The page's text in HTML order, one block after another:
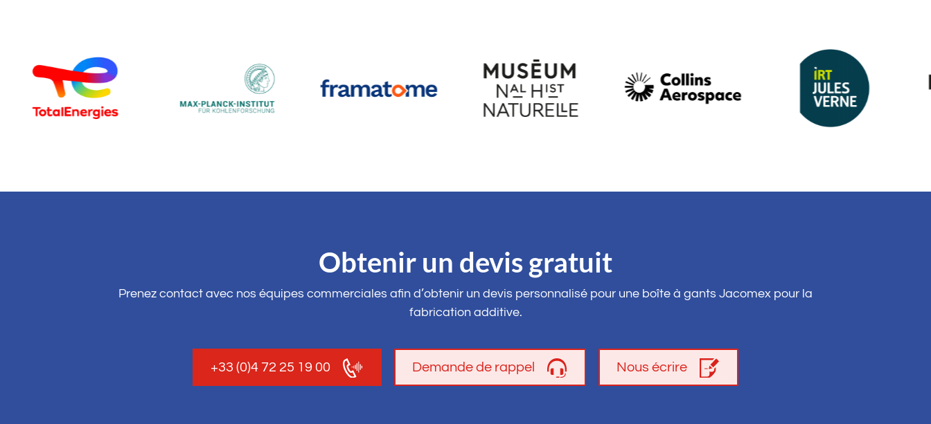
Obtenir un devis gratuit
Prenez contact avec nos équipes commerciales afin d’obtenir un devis personnalisé pour une boîte à gants Jacomex pour la
fabrication additive.
+33 (0)4 72 25 19 00 Demande de rappel Nous écrire